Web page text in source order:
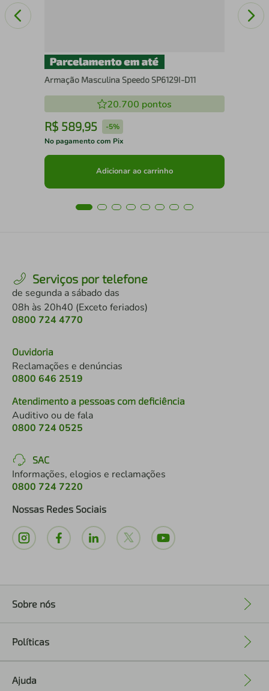
Armação Masculina Speedo SP6129I-D11
20.700 pontos
R$ 589,95 -5%
No pagamento com Pix
Adicionar ao carrinho
Serviços por telefone
de segunda a sábado das
08h às 20h40 (Exceto feriados)
0800 724 4770
Ouvidoria
Reclamações e denúncias
0800 646 2519
Atendimento a pessoas com deficiência
Auditivo ou de fala
0800 724 0525
SAC
Informações, elogios e reclamações
0800 724 7220
Nossas Redes Sociais
Sobre nós
Políticas
Ajuda